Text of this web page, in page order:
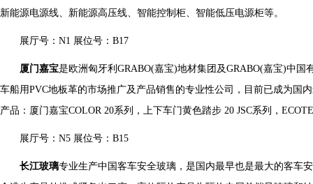
新能源电源线、新能源高压线、智能控制柜、智能低压电源柜等。
展厅号：N1 展位号：B17
厦门嘉宝是欧洲匈牙利GRABO(嘉宝)地材集团及GRABO(嘉宝)中
车船用PVC地板革的市场推广及产品销售的专业性公司，目前已成为国
产品：厦门嘉宝COLOR 20系列，上下车门黄色踏步 20 JSC系列，
展厅号：N5 展位号：B15
长江玻璃专业生产中国客车安全玻璃，是国内最早也是最大的客车